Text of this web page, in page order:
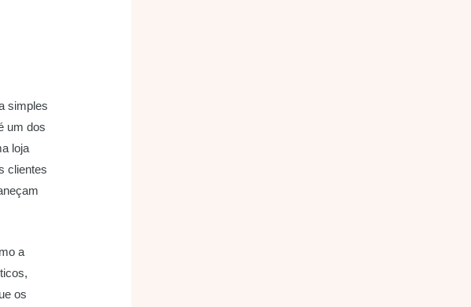
simples
um dos
loja
clientes
a
os